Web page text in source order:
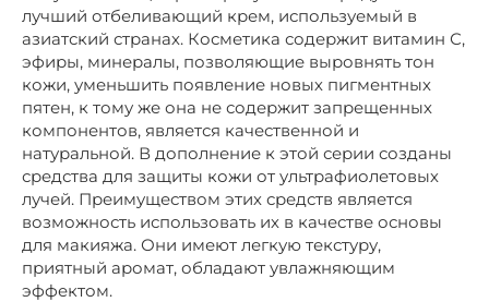
лучший отбеливающий крем, используемый в
азиатский странах. Косметика содержит витамин С,
эфиры, минералы, позволяющие выровнять тон
кожи, уменьшить появление новых пигментных
пятен, к тому же она не содержит запрещенных
компонентов, является качественной и
натуральной. В дополнение к этой серии созданы
средства для защиты кожи от ультрафиолетовых
лучей. Преимуществом этих средств является
возможность использовать их в качестве основы
для макияжа. Они имеют легкую текстуру,
приятный аромат, обладают увлажняющим
эффектом.